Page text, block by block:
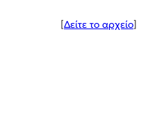
[Δείτε το αρχείο]